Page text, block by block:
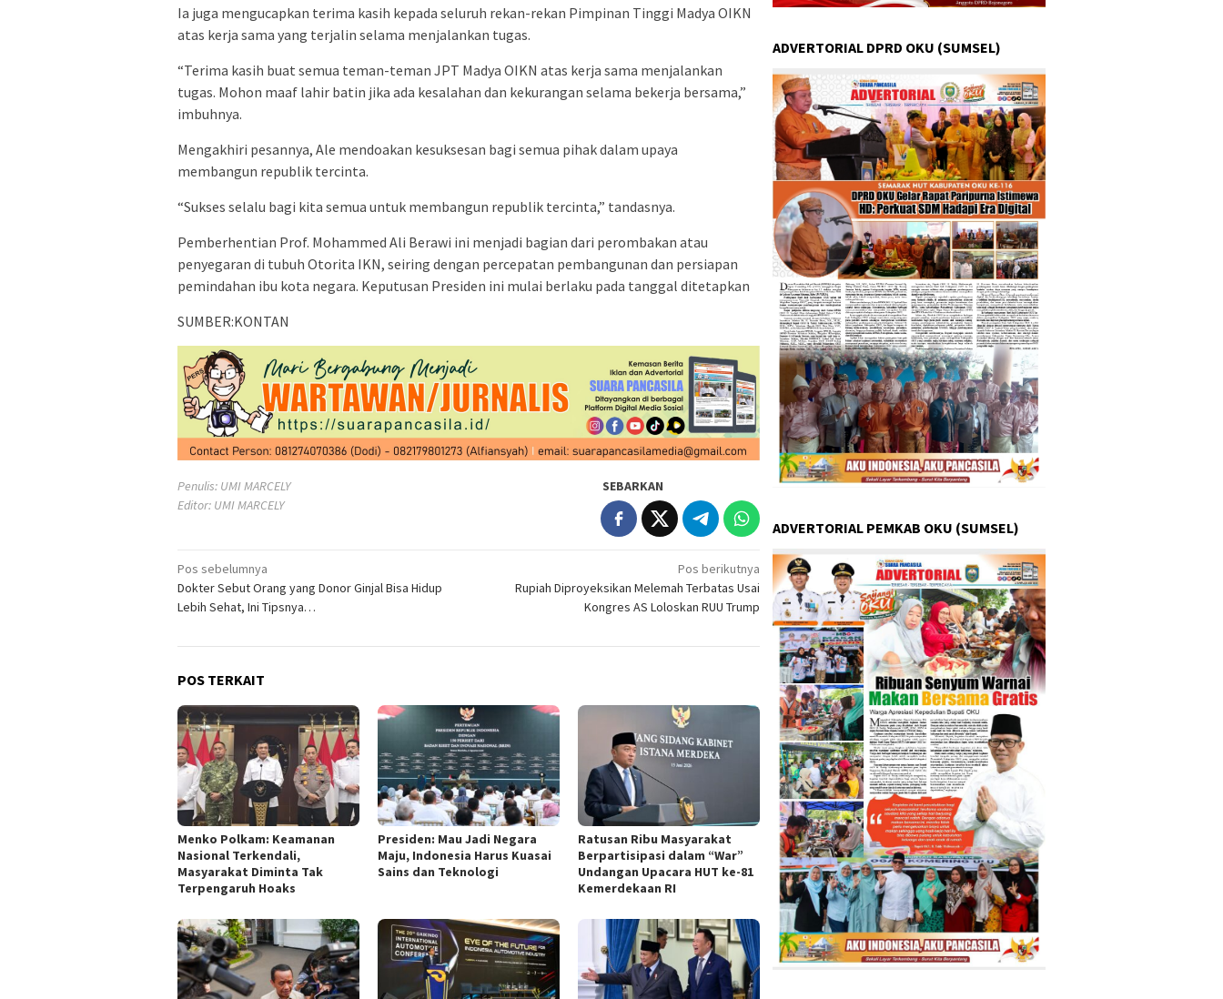
Ia juga mengucapkan terima kasih kepada seluruh rekan-rekan Pimpinan Tinggi Madya OIKN
atas kerja sama yang terjalin selama menjalankan tugas.
“Terima kasih buat semua teman-teman JPT Madya OIKN atas kerja sama menjalankan
tugas. Mohon maaf lahir batin jika ada kesalahan dan kekurangan selama bekerja bersama,”
imbuhnya.
Mengakhiri pesannya, Ale mendoakan kesuksesan bagi semua pihak dalam upaya
membangun republik tercinta.
“Sukses selalu bagi kita semua untuk membangun republik tercinta,” tandasnya.
Pemberhentian Prof. Mohammed Ali Berawi ini menjadi bagian dari perombakan atau
penyegaran di tubuh Otorita IKN, seiring dengan percepatan pembangunan dan persiapan
pemindahan ibu kota negara. Keputusan Presiden ini mulai berlaku pada tanggal ditetapkan
SUMBER:KONTAN
Penulis: UMI MARCELY
Editor: UMI MARCELY
SEBARKAN
Navigasi
pos
Pos sebelumnya
Dokter Sebut Orang yang Donor Ginjal Bisa Hidup
Lebih Sehat, Ini Tipsnya…
Pos berikutnya
Rupiah Diproyeksikan Melemah Terbatas Usai
Kongres AS Loloskan RUU Trump
POS TERKAIT
Menko Polkam: Keamanan
Nasional Terkendali,
Masyarakat Diminta Tak
Terpengaruh Hoaks
Presiden: Mau Jadi Negara
Maju, Indonesia Harus Kuasai
Sains dan Teknologi
Ratusan Ribu Masyarakat
Berpartisipasi dalam “War”
Undangan Upacara HUT ke-81
Kemerdekaan RI
ADVERTORIAL DPRD OKU (SUMSEL)
ADVERTORIAL PEMKAB OKU (SUMSEL)